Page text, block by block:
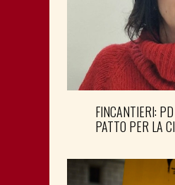
FINCANTIERI:
PATTO PER LA